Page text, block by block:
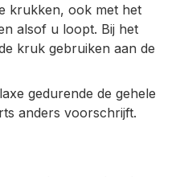
krukken, ook met het
alsof u loopt. Bij het
kruk gebruiken aan de
gedurende de gehele
anders voorschrijft.